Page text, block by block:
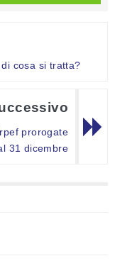
cosa si tratta?
prorogate
31 dicembre